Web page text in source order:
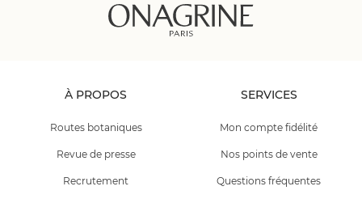
À PROPOS
Routes botaniques
Revue de presse
Recrutement
SERVICES
Mon compte fidélité
Nos points de vente
Questions fréquentes